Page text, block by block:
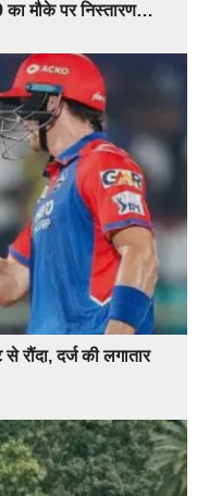
का मौके पर निस्तारण…
रौंदा, दर्ज की लगातार